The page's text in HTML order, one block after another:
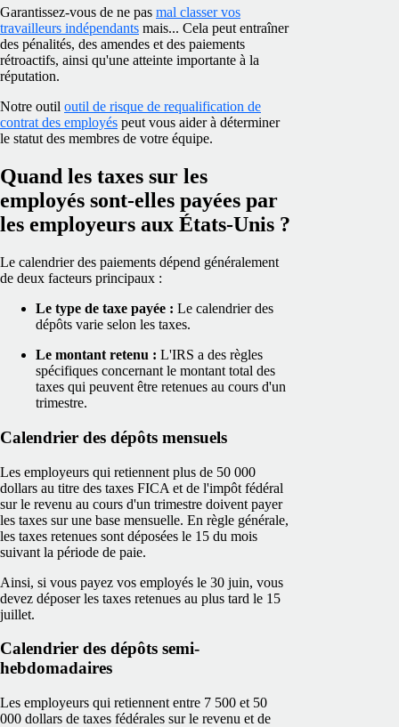
Garantissez-vous de ne pas mal classer vos
travailleurs indépendants mais... Cela peut entraîner
des pénalités, des amendes et des paiements
rétroactifs, ainsi qu'une atteinte importante à la
réputation.
Notre outil outil de risque de requalification de
contrat des employés peut vous aider à déterminer
le statut des membres de votre équipe.
Quand les taxes sur les
employés sont-elles payées par
les employeurs aux États-Unis ?
Le calendrier des paiements dépend généralement
de deux facteurs principaux :
Le type de taxe payée : Le calendrier des
dépôts varie selon les taxes.
Le montant retenu : L'IRS a des règles
spécifiques concernant le montant total des
taxes qui peuvent être retenues au cours d'un
trimestre.
Calendrier des dépôts mensuels
Les employeurs qui retiennent plus de 50 000
dollars au titre des taxes FICA et de l'impôt fédéral
sur le revenu au cours d'un trimestre doivent payer
les taxes sur une base mensuelle. En règle générale,
les taxes retenues sont déposées le 15 du mois
suivant la période de paie.
Ainsi, si vous payez vos employés le 30 juin, vous
devez déposer les taxes retenues au plus tard le 15
juillet.
Calendrier des dépôts semi-
hebdomadaires
Les employeurs qui retiennent entre 7 500 et 50
000 dollars de taxes fédérales sur le revenu et de